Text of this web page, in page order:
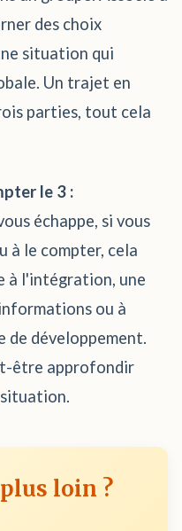
des choix
situation qui
Un trajet en
parties, tout cela
le 3 :
échappe, si vous
à le compter, cela
à l'intégration, une
ou à
de développement.
être approfondir
loin ?